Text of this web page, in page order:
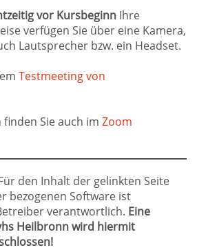
vor Kursbeginn Ihre
verfügen Sie über eine Kamera,
Lautsprecher bzw. ein Headset.
Testmeeting von
Sie auch im Zoom
den Inhalt der gelinkten Seite
bezogenen Software ist
verantwortlich. Eine
Heilbronn wird hiermit